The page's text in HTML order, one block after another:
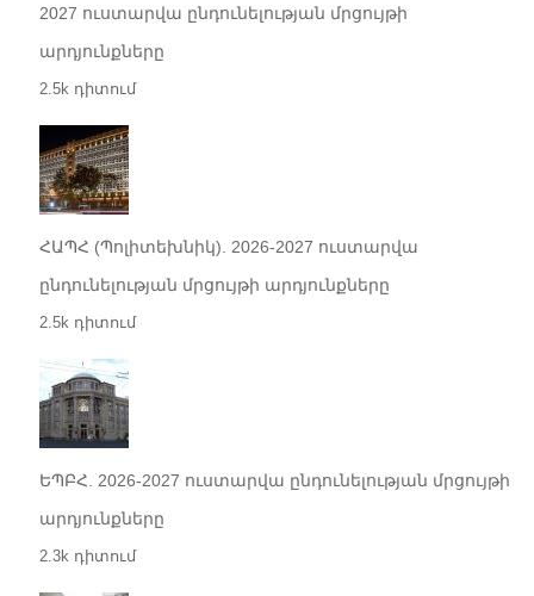
2027 ուստարվա ընդունելության մրցույթի
արդյունքները
2.5k դիտում
ՀԱՊՀ (Պոլիտեխնիկ). 2026-2027 ուստարվա
ընդունելության մրցույթի արդյունքները
2.5k դիտում
ԵՊԲՀ. 2026-2027 ուստարվա ընդունելության մրցույթի
արդյունքները
2.3k դիտում